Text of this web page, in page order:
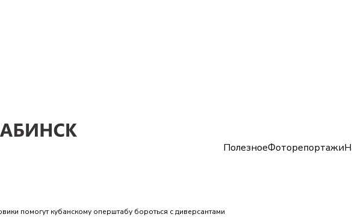
ПолезноеФоторепортажи
помогут кубанскому оперштабу бороться с диверсантами